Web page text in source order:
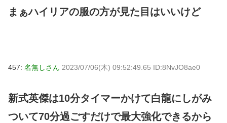
まぁハイリアの服の方が見た目はいいけど
457: 名無しさん 2023/07/06(木) 09:52:49.65 ID:8NvJO8ae0
新式英傑は10分タイマーかけて白龍にしがみ
ついて70分過ごすだけで最大強化できるから